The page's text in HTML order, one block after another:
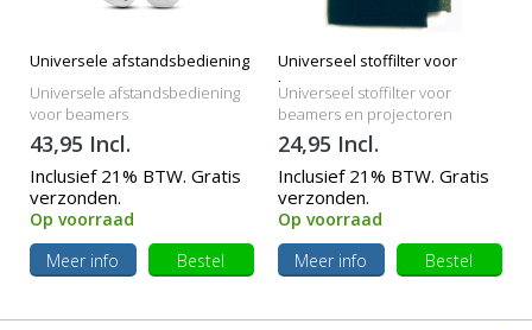
Universele afstandsbediening
Universele afstandsbediening
voor beamers
43,95 Incl.
Inclusief 21% BTW. Gratis
verzonden.
Op voorraad
Meer info
Bestel
Universeel stoffilter voor
beamers
Universeel stoffilter voor
beamers en projectoren
24,95 Incl.
Inclusief 21% BTW. Gratis
verzonden.
Op voorraad
Meer info
Bestel